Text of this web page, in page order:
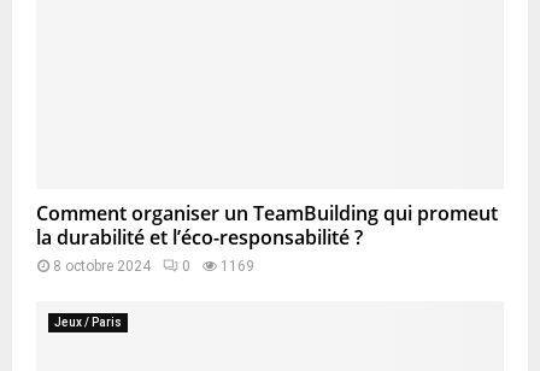
Comment organiser un TeamBuilding qui promeut
la durabilité et l’éco-responsabilité ?
8 octobre 2024 0 1169
Jeux / Paris